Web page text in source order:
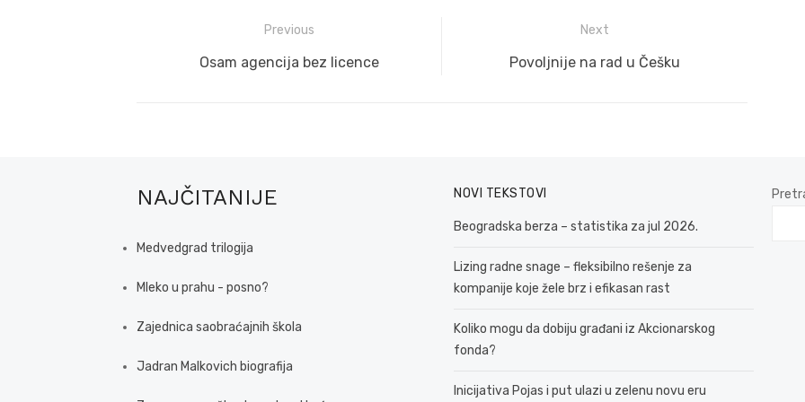
navigation
Previous
Previous
Osam agencija bez licence
Next
Next
Povoljnije na rad u Češku
NAJČITANIJE
Medvedgrad trilogija
Mleko u prahu - posno?
Zajednica saobraćajnih škola
Jadran Malkovich biografija
NOVI TEKSTOVI
Beogradska berza – statistika za jul 2026.
Lizing radne snage – fleksibilno rešenje za
kompanije koje žele brz i efikasan rast
Koliko mogu da dobiju građani iz Akcionarskog
fonda?
Inicijativa Pojas i put ulazi u zelenu novu eru